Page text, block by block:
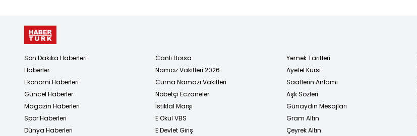
Son Dakika Haberleri
Haberler
Ekonomi Haberleri
Güncel Haberler
Magazin Haberleri
Spor Haberleri
Dünya Haberleri
Canlı Borsa
Namaz Vakitleri 2026
Cuma Namazı Vakitleri
Nöbetçi Eczaneler
İstiklal Marşı
E Okul VBS
E Devlet Giriş
Yemek Tarifleri
Ayetel Kürsi
Saatlerin Anlamı
Aşk Sözleri
Günaydın Mesajları
Gram Altın
Çeyrek Altın